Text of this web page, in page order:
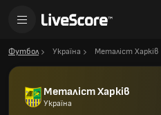
Футбол Україна Металіст Харків
Металіст Харків
Україна